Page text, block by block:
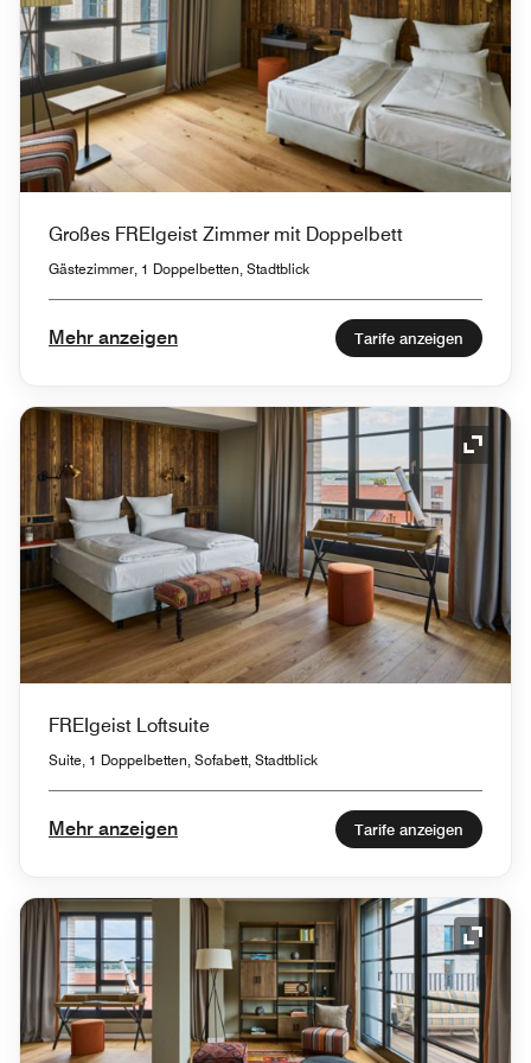
Großes FREIgeist Zimmer mit Doppelbett
Gästezimmer, 1 Doppelbetten, Stadtblick
Mehr anzeigen Tarife anzeigen
FREIgeist Loftsuite
Suite, 1 Doppelbetten, Sofabett, Stadtblick
Mehr anzeigen Tarife anzeigen